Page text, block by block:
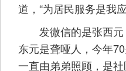
道，“为居民服务是我
发微信的是张西元
东元是聋哑人，今年70
一直由弟弟照顾，是